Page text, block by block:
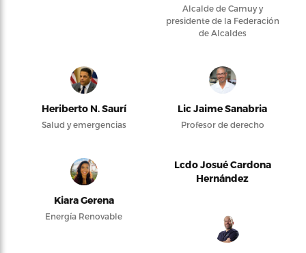
Alcalde de Camuy y
presidente de la Federación
de Alcaldes
Heriberto N. Saurí
Salud y emergencias
Lic Jaime Sanabria
Profesor de derecho
Kiara Gerena
Energía Renovable
Lcdo Josué Cardona
Hernández